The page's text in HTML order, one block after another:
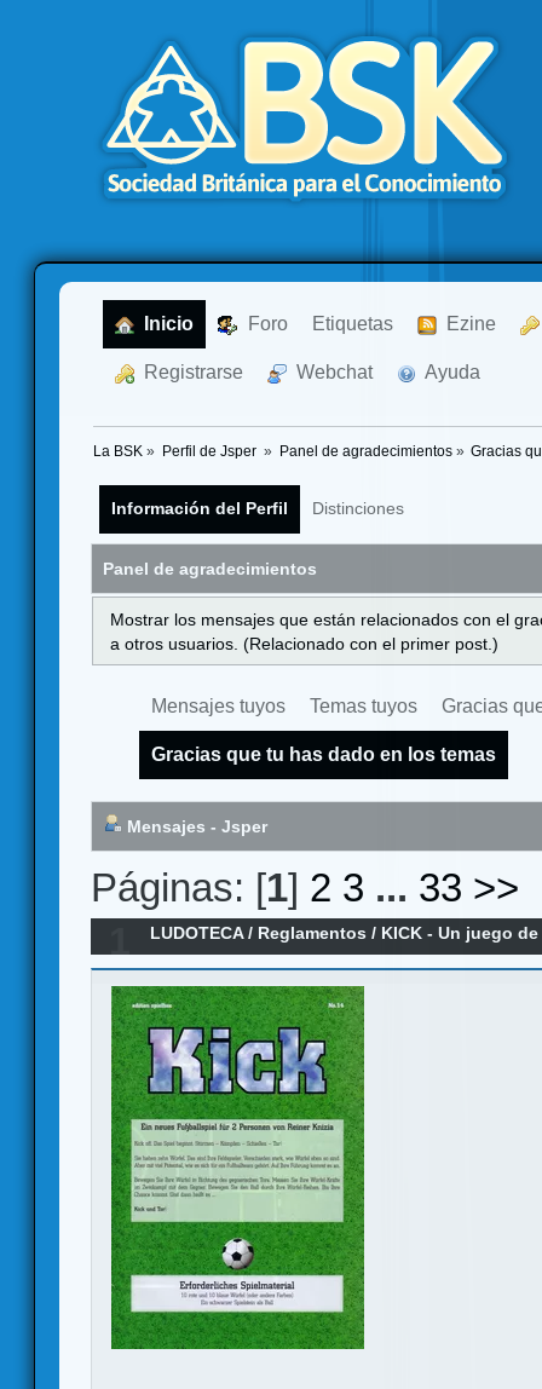
Inicio Foro Etiquetas Ezine
Registrarse Webchat Ayuda
La BSK » Perfil de Jsper » Panel de agradecimientos» Gracias
Información del Perfil Distinciones
Panel de agradecimientos
Mostrar los mensajes que están relacionados con el
a otros usuarios. (Relacionado con el primer post.)
Mensajes tuyos Temas tuyos Gracias
Gracias que tu has dado en los temas
Mensajes - Jsper
Páginas: [1] 2 3 ... 33 >>
LUDOTECA/ Reglamentos / KICK - Un juego
Reglamento en español